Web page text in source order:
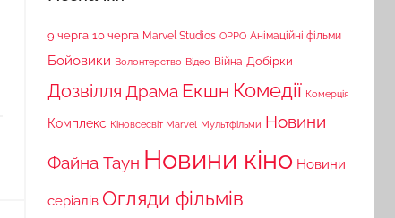
9 черга 10 черга Marvel Studios OPPO Анімаційні фільми
Бойовики Волонтерство Відео Війна Добірки
Дозвілля Драма Екшн Комедії Комерція
Комплекс Кіновсесвіт Marvel Мультфільми Новини
Файна Таун Новини кіно Новини
серіалів Огляди фільмів